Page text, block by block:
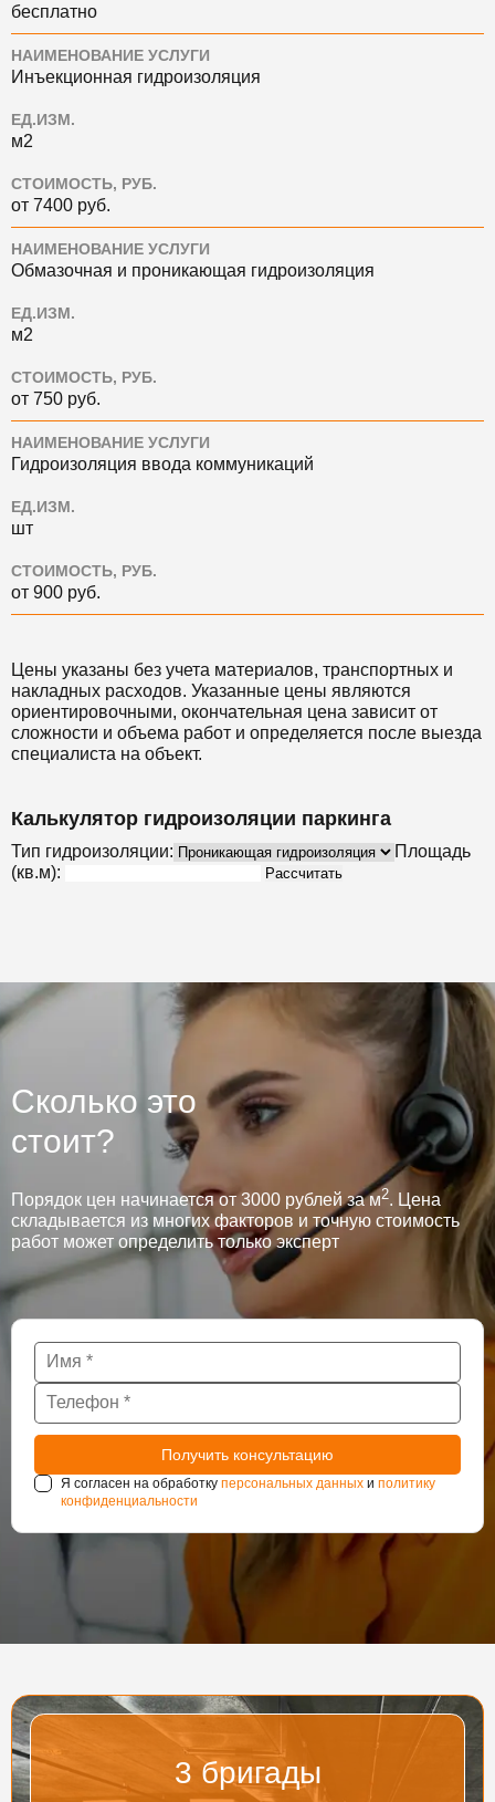
бесплатно
НАИМЕНОВАНИЕ УСЛУГИ
Инъекционная гидроизоляция
ЕД.ИЗМ.
м2
СТОИМОСТЬ, РУБ.
от 7400 руб.
НАИМЕНОВАНИЕ УСЛУГИ
Обмазочная и проникающая гидроизоляция
ЕД.ИЗМ.
м2
СТОИМОСТЬ, РУБ.
от 750 руб.
НАИМЕНОВАНИЕ УСЛУГИ
Гидроизоляция ввода коммуникаций
ЕД.ИЗМ.
шт
СТОИМОСТЬ, РУБ.
от 900 руб.
Цены указаны без учета материалов, транспортных и
накладных расходов. Указанные цены являются
ориентировочными, окончательная цена зависит от
сложности и объема работ и определяется после выезда
специалиста на объект.
Калькулятор гидроизоляции паркинга
Тип гидроизоляции:
Площадь
(кв.м):
Рассчитать
Сколько это
стоит?
Порядок цен начинается от 3000 рублей за м2. Цена
складывается из многих факторов и точную стоимость
работ может определить только эксперт
Я согласен на обработку персональных данных и политику
конфиденциальности
3 бригады